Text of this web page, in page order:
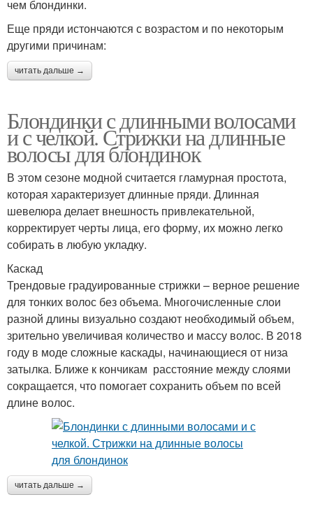
чем блондинки.
Еще пряди истончаются с возрастом и по некоторым
другими причинам:
читать дальше →
Блондинки с длинными волосами
и с челкой. Стрижки на длинные
волосы для блондинок
В этом сезоне модной считается гламурная простота,
которая характеризует длинные пряди. Длинная
шевелюра делает внешность привлекательной,
корректирует черты лица, его форму, их можно легко
собирать в любую укладку.
Каскад
Трендовые градуированные стрижки – верное решение
для тонких волос без объема. Многочисленные слои
разной длины визуально создают необходимый объем,
зрительно увеличивая количество и массу волос. В 2018
году в моде сложные каскады, начинающиеся от низа
затылка. Ближе к кончикам расстояние между слоями
сокращается, что помогает сохранить объем по всей
длине волос.
читать дальше →